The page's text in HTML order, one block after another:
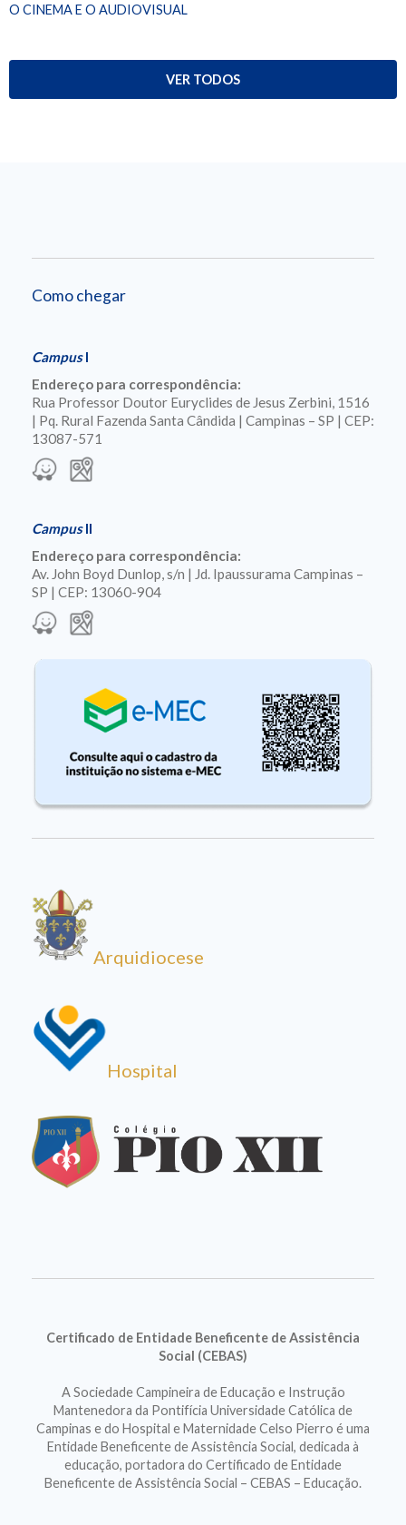
O CINEMA E O AUDIOVISUAL
VER TODOS
Como chegar
CampusI
Endereço para correspondência:
Rua Professor Doutor Euryclides de Jesus Zerbini, 1516
| Pq. Rural Fazenda Santa Cândida | Campinas – SP | CEP:
13087-571
CampusII
Endereço para correspondência:
Av. John Boyd Dunlop, s/n | Jd. Ipaussurama Campinas –
SP | CEP: 13060-904
Arquidiocese
Hospital
Certificado de Entidade Beneficente de Assistência
Social (CEBAS)
A Sociedade Campineira de Educação e Instrução
Mantenedora da Pontifícia Universidade Católica de
Campinas e do Hospital e Maternidade Celso Pierro é uma
Entidade Beneficente de Assistência Social, dedicada à
educação, portadora do Certificado de Entidade
Beneficente de Assistência Social – CEBAS – Educação.